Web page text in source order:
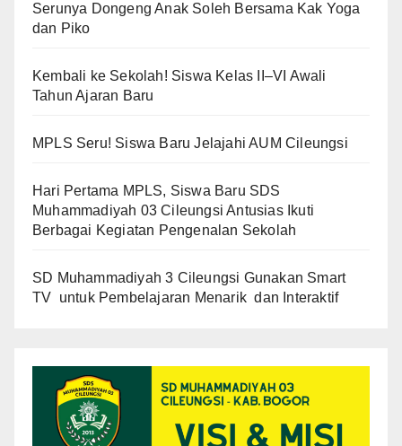
Serunya Dongeng Anak Soleh Bersama Kak Yoga
dan Piko
Kembali ke Sekolah! Siswa Kelas II–VI Awali
Tahun Ajaran Baru
MPLS Seru! Siswa Baru Jelajahi AUM Cileungsi
Hari Pertama MPLS, Siswa Baru SDS
Muhammadiyah 03 Cileungsi Antusias Ikuti
Berbagai Kegiatan Pengenalan Sekolah
SD Muhammadiyah 3 Cileungsi Gunakan Smart
TV untuk Pembelajaran Menarik dan Interaktif